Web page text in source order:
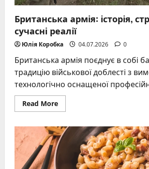
Британська армія: історія,
сучасні реалії
Юлія Коробка 04.07.2026 0
Британська армія поєднує в собі
традицію військової доблесті з
технологічно оснащеної
Read MoreRead
more
армія:
історія,
структура
та
сучасні
реалії